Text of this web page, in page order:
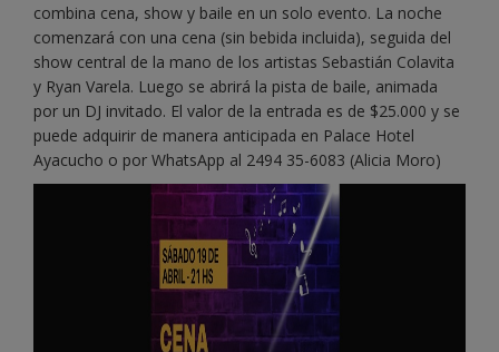
combina cena, show y baile en un solo evento. La noche
comenzará con una cena (sin bebida incluida), seguida del
show central de la mano de los artistas Sebastián Colavita
y Ryan Varela. Luego se abrirá la pista de baile, animada
por un DJ invitado. El valor de la entrada es de $25.000 y se
puede adquirir de manera anticipada en Palace Hotel
Ayacucho o por WhatsApp al 2494 35-6083 (Alicia Moro)